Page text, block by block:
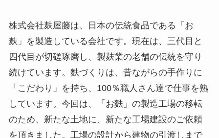
株式会社麸屋藤は、日本の伝統食品である「お
麸」を製造している会社です。現在は、三代目と
四代目が切磋琢磨し、製麸業の老舗の伝統を守り
続けています。麩づくりは、昔ながらの手作りに
「こだわり」を持ち、100％職人さん達で仕事を熟
しています。今回は、「お麩」の製造工場の移転
のため、新たな土地に、新たな工場建設のご依頼
を頂きました。工場の設計から建物の引渡しまで